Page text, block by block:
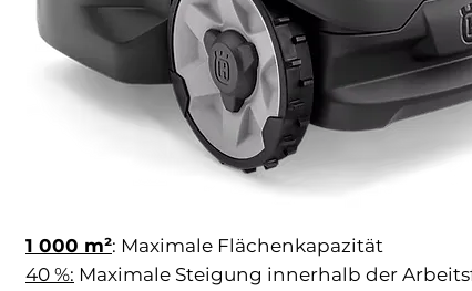
1 000 m²: Maximale Flächenkapazität
40 %: Maximale Steigung innerhalb der